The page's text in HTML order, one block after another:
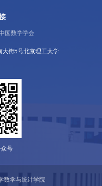
国数学学会
大街5号北京理工大学
号
数学与统计学院